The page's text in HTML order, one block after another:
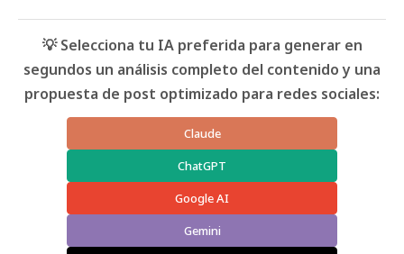
💡 Selecciona tu IA preferida para generar en
segundos un análisis completo del contenido y una
propuesta de post optimizado para redes sociales:
Claude
ChatGPT
Google AI
Gemini